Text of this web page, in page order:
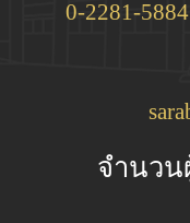
0-2281-5884
จำนวน